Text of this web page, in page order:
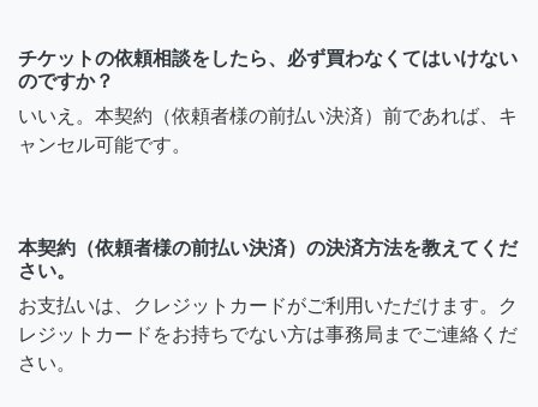
チケットの依頼相談をしたら、必ず買わなくてはいけない
のですか？
いいえ。本契約（依頼者様の前払い決済）前であれば、キ
ャンセル可能です。
本契約（依頼者様の前払い決済）の決済方法を教えてくだ
さい。
お支払いは、クレジットカードがご利用いただけます。ク
レジットカードをお持ちでない方は事務局までご連絡くだ
さい。